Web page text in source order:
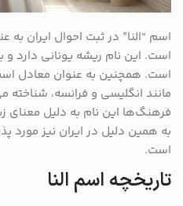
اسم “النا” در ثبت احوال ایران به
است. این نام ریشه یونانی دارد و
است. همچنین به عنوان معادل
مانند انگلیسی و فرانسه،
فرهنگ‌ها این نام به دلیل
به همین دلیل در ایران نیز مورد
است.
تاریخچه اسم النا